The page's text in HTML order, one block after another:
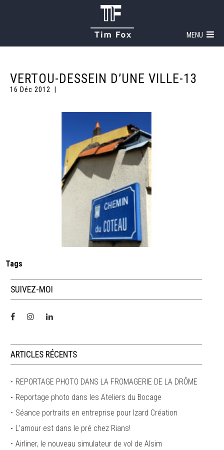
MENU
VERTOU-DESSEIN D’UNE VILLE-13
16 Déc 2012
Tags
SUIVEZ-MOI
ARTICLES RÉCENTS
REPORTAGE PHOTO DANS LA FROMAGERIE DE LA DRÔME
Reportage photo dans les Ateliers du Bocage
Séance portraits en entreprise pour Izard Création
L’amour est dans le pré chez Rians!
Airliner, le nouveau simulateur de vol de Alsim